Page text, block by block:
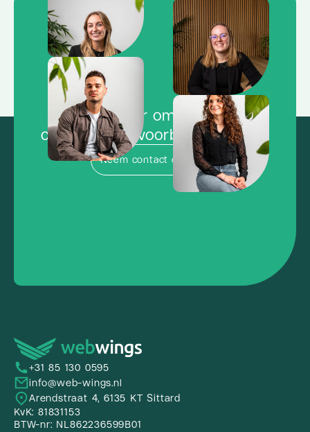
Klaar om de
concurrentie voorbij te vliegen?
Neem contact op
+31 85 130 0595
info@web-wings.nl
Arendstraat 4, 6135 KT Sittard
KvK: 81831153
BTW-nr: NL862236599B01